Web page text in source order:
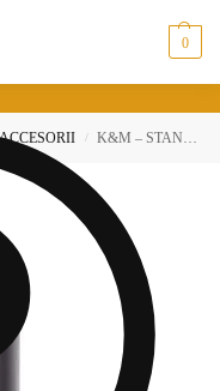
0
ACCESORII / K&M – STAND PENTRU FLAUT – 15230